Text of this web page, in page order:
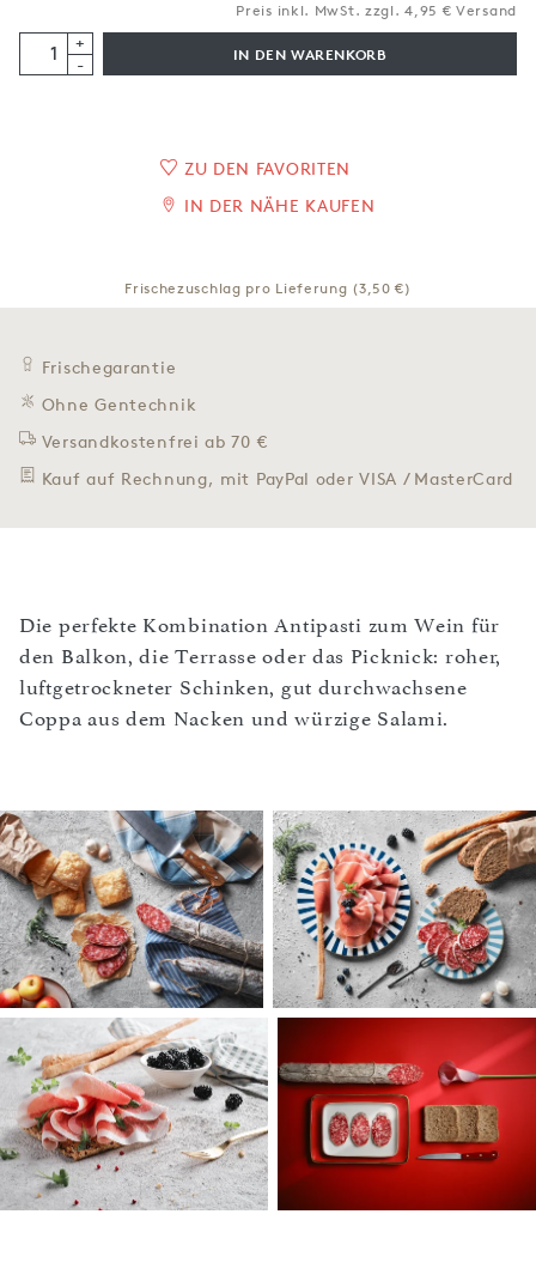
Preis inkl. MwSt. zzgl. 4,95 € Versand
+
-
IN DEN WARENKORB
ZU DEN FAVORITEN
IN DER NÄHE KAUFEN
Frischezuschlag pro Lieferung (3,50 €)
Frischegarantie
Ohne Gentechnik
Versandkostenfrei ab 70 €
Kauf auf Rechnung, mit PayPal oder VISA / MasterCard
Die perfekte Kombination Antipasti zum Wein für
den Balkon, die Terrasse oder das Picknick: roher,
luftgetrockneter Schinken, gut durchwachsene
Coppa aus dem Nacken und würzige Salami.